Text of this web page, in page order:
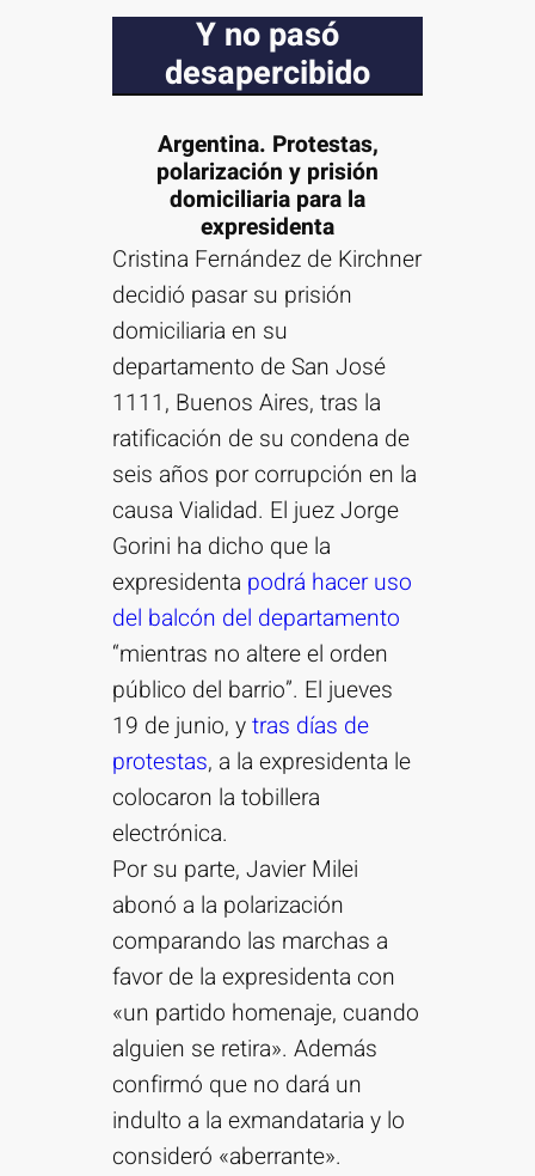
Y no pasó
desapercibido
Argentina. Protestas,
polarización y prisión
domiciliaria para la
expresidenta
Cristina Fernández de Kirchner
decidió pasar su prisión
domiciliaria en su
departamento de San José
1111, Buenos Aires, tras la
ratificación de su condena de
seis años por corrupción en la
causa Vialidad. El juez Jorge
Gorini ha dicho que la
expresidenta podrá hacer uso
del balcón del departamento
“mientras no altere el orden
público del barrio”. El jueves
19 de junio, ytras días de
protestas, a la expresidenta le
colocaron la tobillera
electrónica.
Por su parte, Javier Milei
abonó a la polarización
comparando las marchas a
favor de la expresidenta con
«un partido homenaje, cuando
alguien se retira». Además
confirmó que no dará un
indulto a la exmandataria y lo
consideró «aberrante».